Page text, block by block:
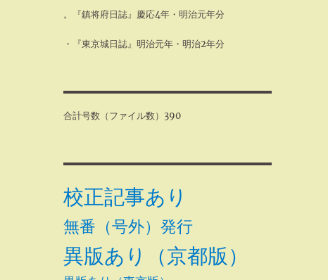
。『鎮将府日誌』慶応4年・明治元年分
・『東京城日誌』明治元年・明治2年分
合計号数（ファイル数）390
校正記事あり
無番（号外）発行
異版あり（京都版）